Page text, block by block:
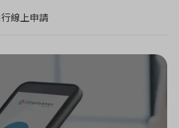
線上申請